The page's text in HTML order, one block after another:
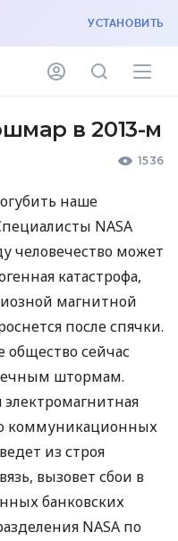
УСТАНОВИТЬ
в 2013-м
1536
наше
NASA
человечество может
катастрофа,
магнитной
после спячки.
общество сейчас
штормам.
коммуникационных
из строя
вызовет сбои в
банковских
NASA по